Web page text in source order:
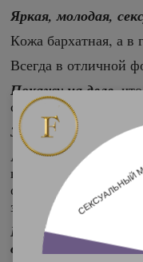
Яркая, молодая,
Кожа бархатная, а в
Всегда в отличной
Покажу на деле,
сумасшедшая и быть
Этот пожар ты
А какие жаркие
начну тверкать на
однозначно стоит
завораживающий.)
Поверь, ты даже
оттрахал!))